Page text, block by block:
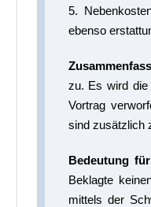
5.
ebenso
zu. Es wird die
Vortrag
sind zusätzlich
Bedeutung
Beklagte
mittels der